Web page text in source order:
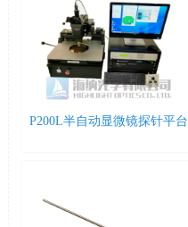
P200L半自动显微镜探针平台